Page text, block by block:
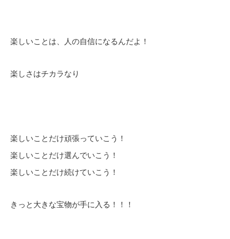
楽しいことは、人の自信になるんだよ！
楽しさはチカラなり
楽しいことだけ頑張っていこう！
楽しいことだけ選んでいこう！
楽しいことだけ続けていこう！
きっと大きな宝物が手に入る！！！